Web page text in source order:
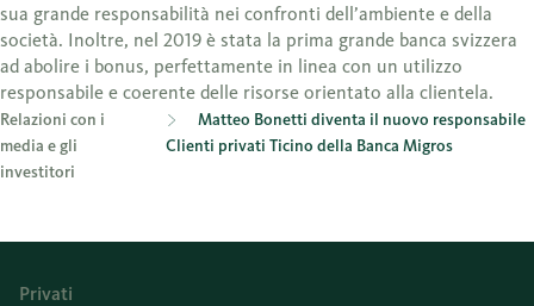
sua grande responsabilità nei confronti dell’ambiente e della
società. Inoltre, nel 2019 è stata la prima grande banca svizzera
ad abolire i bonus, perfettamente in linea con un utilizzo
responsabile e coerente delle risorse orientato alla clientela.
Relazioni con i
media e gli
investitori
Matteo Bonetti diventa il nuovo responsabile
Clienti privati Ticino della Banca Migros
Privati